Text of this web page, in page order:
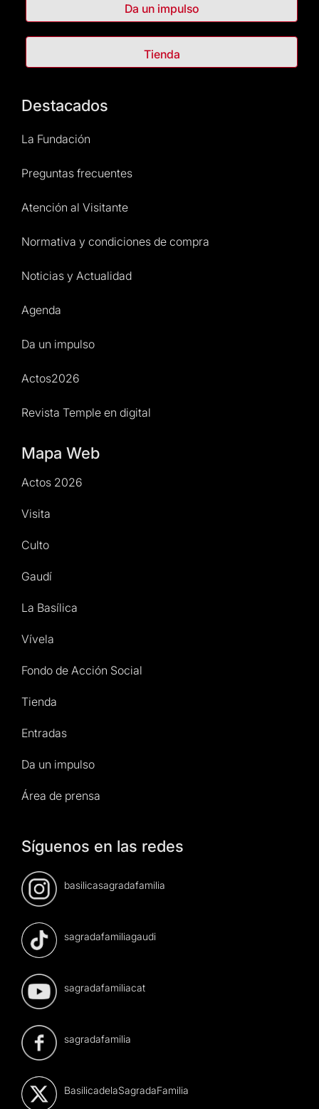
Da un impulso
Tienda
Destacados
La Fundación
Preguntas frecuentes
Atención al Visitante
Normativa y condiciones de compra
Noticias y Actualidad
Agenda
Da un impulso
Actos2026
Revista Temple en digital
Mapa Web
Actos 2026
Visita
Culto
Gaudí
La Basílica
Vívela
Fondo de Acción Social
Tienda
Entradas
Da un impulso
Área de prensa
Síguenos en las redes
basilicasagradafamilia
sagradafamiliagaudi
sagradafamiliacat
sagradafamilia
BasilicadelaSagradaFamilia